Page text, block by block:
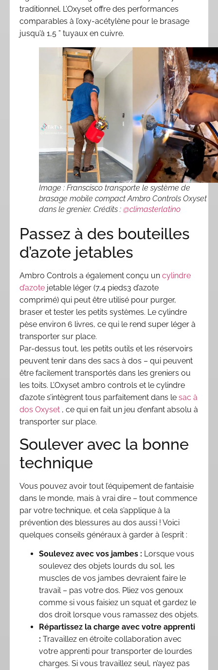
traditionnel. L’Oxyset offre des performances
comparables à l’oxy-acétylène pour le brasage
jusqu’à 1,5 ” tuyaux en cuivre.
Image : Franscisco transporte le système de
brasage mobile compact Ambro Controls Oxyset
dans le grenier. Crédits : @climasterlatino
Passez à des bouteilles
d’azote jetables
Ambro Controls a également conçu un cylindre
d’azote jetable léger (7,4 pieds3 d’azote
comprimé) qui peut être utilisé pour purger,
braser et tester les petits systèmes. Le cylindre
pèse environ 6 livres, ce qui le rend super léger à
transporter sur place.
Par-dessus tout, les petits outils et les réservoirs
peuvent tenir dans des sacs à dos – qui peuvent
être facilement transportés dans les greniers ou
les toits. L’Oxyset ambro controls et le cylindre
d’azote s’intègrent tous parfaitement dans le sac à
dos Oxyset , ce qui en fait un jeu d’enfant absolu à
transporter sur place.
Soulever avec la bonne
technique
Vous pouvez avoir tout l’équipement de fantaisie
dans le monde, mais à vrai dire – tout commence
par votre technique, et cela s’applique à la
prévention des blessures au dos aussi ! Voici
quelques conseils généraux à garder à l’esprit :
Soulevez avec vos jambes : Lorsque vous
soulevez des objets lourds du sol, les
muscles de vos jambes devraient faire le
travail – pas votre dos. Pliez vos genoux
comme si vous faisiez un squat et gardez le
dos droit lorsque vous ramassez des objets.
Répartissez la charge avec votre apprenti
: Travaillez en étroite collaboration avec
votre apprenti pour transporter de lourdes
charges. Si vous travaillez seul, n’ayez pas